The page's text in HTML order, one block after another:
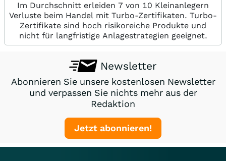
Im Durchschnitt erleiden 7 von 10 Kleinanlegern
Verluste beim Handel mit Turbo-Zertifikaten. Turbo-
Zertifikate sind hoch risikoreiche Produkte und
nicht für langfristige Anlagestrategien geeignet.
Newsletter
Abonnieren Sie unsere kostenlosen Newsletter
und verpassen Sie nichts mehr aus der
Redaktion
Jetzt abonnieren!